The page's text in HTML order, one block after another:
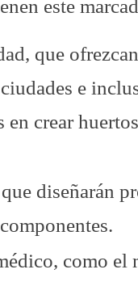
este
que
e
crear
diseñarán
como el